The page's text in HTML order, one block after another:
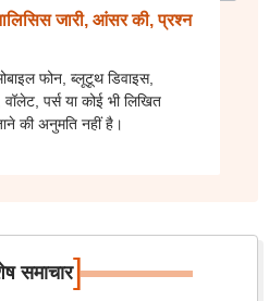
जारी, आंसर की, प्रश्न
फोन, ब्लूटूथ डिवाइस,
पर्स या कोई भी लिखित
की अनुमति नहीं है।
समाचार]